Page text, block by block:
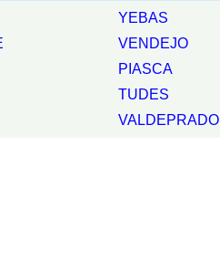
YEBAS
VENDEJO
PIASCA
TUDES
VALDEPRADO